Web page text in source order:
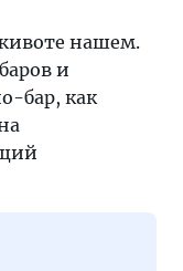
нашем.
и
бар, как